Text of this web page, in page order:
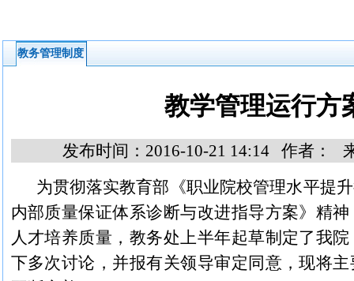
教务管理制度
教学管理运行方
发布时间：2016-10-21 14:14 作者：
为贯彻落实教育部《职业院校管理水平提
内部质量保证体系诊断与改进指导方案》精
人才培养质量，教务处上半年起草制定了我
下多次讨论，并报有关领导审定同意，现将